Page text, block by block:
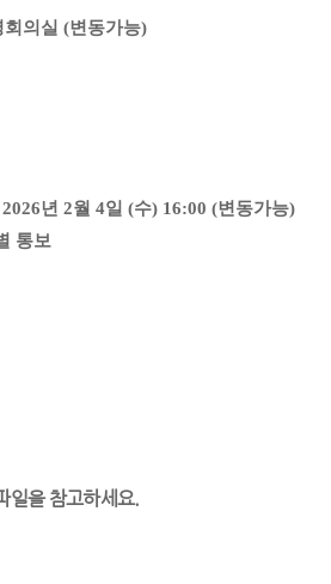
회의실 (변동가능)
년 2월 4일 (수) 16:00 (변동가능)
통보
일을 참고하세요.